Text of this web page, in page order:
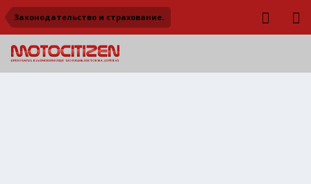
Законодательство и страхование.